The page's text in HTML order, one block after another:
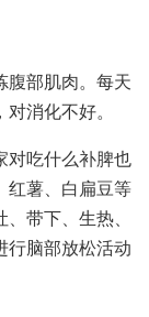
腹部肌肉。每天
消化不好。
对吃什么补脾也
红薯、白扁豆等
带下、生热、
行脑部放松活动